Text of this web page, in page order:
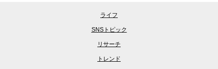
ライフ
SNSトピック
リサーチ
トレンド